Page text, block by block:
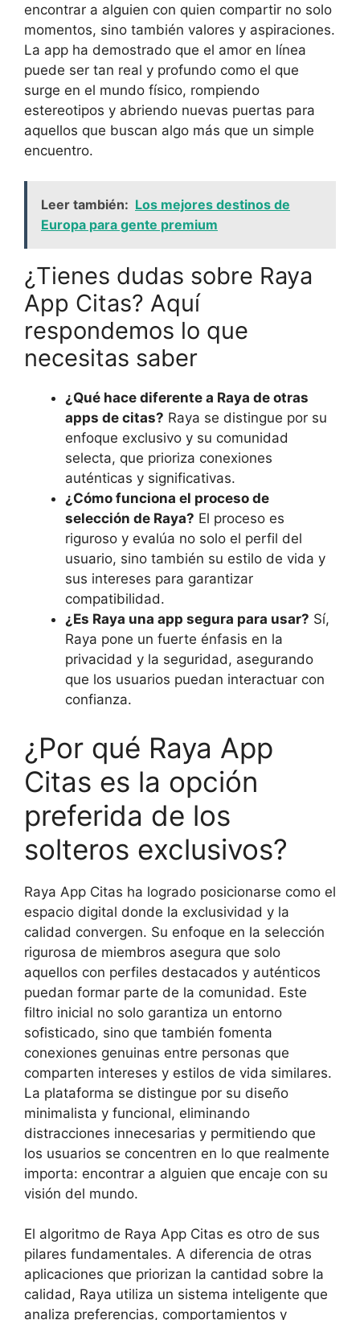
encontrar a alguien con quien compartir no solo
momentos, sino también valores y aspiraciones.
La app ha demostrado que el amor en línea
puede ser tan real y profundo como el que
surge en el mundo físico, rompiendo
estereotipos y abriendo nuevas puertas para
aquellos que buscan algo más que un simple
encuentro.
Leer también: Los mejores destinos de
Europa para gente premium
¿Tienes dudas sobre Raya
App Citas? Aquí
respondemos lo que
necesitas saber
¿Qué hace diferente a Raya de otras
apps de citas? Raya se distingue por su
enfoque exclusivo y su comunidad
selecta, que prioriza conexiones
auténticas y significativas.
¿Cómo funciona el proceso de
selección de Raya? El proceso es
riguroso y evalúa no solo el perfil del
usuario, sino también su estilo de vida y
sus intereses para garantizar
compatibilidad.
¿Es Raya una app segura para usar? Sí,
Raya pone un fuerte énfasis en la
privacidad y la seguridad, asegurando
que los usuarios puedan interactuar con
confianza.
¿Por qué Raya App
Citas es la opción
preferida de los
solteros exclusivos?
Raya App Citas ha logrado posicionarse como el
espacio digital donde la exclusividad y la
calidad convergen. Su enfoque en la selección
rigurosa de miembros asegura que solo
aquellos con perfiles destacados y auténticos
puedan formar parte de la comunidad. Este
filtro inicial no solo garantiza un entorno
sofisticado, sino que también fomenta
conexiones genuinas entre personas que
comparten intereses y estilos de vida similares.
La plataforma se distingue por su diseño
minimalista y funcional, eliminando
distracciones innecesarias y permitiendo que
los usuarios se concentren en lo que realmente
importa: encontrar a alguien que encaje con su
visión del mundo.
El algoritmo de Raya App Citas es otro de sus
pilares fundamentales. A diferencia de otras
aplicaciones que priorizan la cantidad sobre la
calidad, Raya utiliza un sistema inteligente que
analiza preferencias, comportamientos y